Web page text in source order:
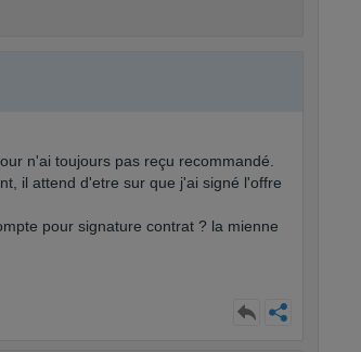
n'ai toujours pas reçu recommandé.
il attend d'etre sur que j'ai signé l'offre
pour signature contrat ? la mienne